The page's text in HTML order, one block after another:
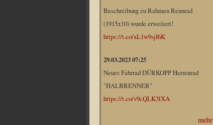
Beschreibung zu Rahmen Rennrad
(1915±10) wurde erweitert!
https://t.co/xL1w9sjI6K
29.03.2023 07:25
Neues Fahrrad DÜRKOPP Herrenrad
"HALBRENNER"
https://t.co/v9cQLK3lXA
mehr